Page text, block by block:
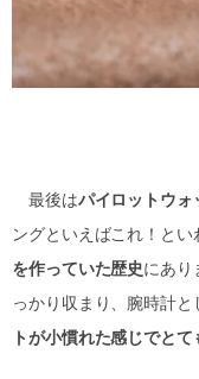
最後はパイロットウォ
ングといえばこれ！とい
を作っていた歴史にあり
っかり収まり、腕時計
トが小慣れた感じでとて